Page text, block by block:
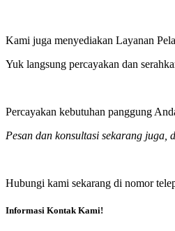
Kami juga menyediakan Layanan
Yuk langsung percayakan dan
Percayakan kebutuhan panggung
Pesan dan konsultasi sekarang juga,
Hubungi kami sekarang di nomor
Informasi Kontak Kami!